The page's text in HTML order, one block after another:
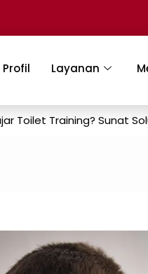
Profil Layanan
Toilet Training? Sunat